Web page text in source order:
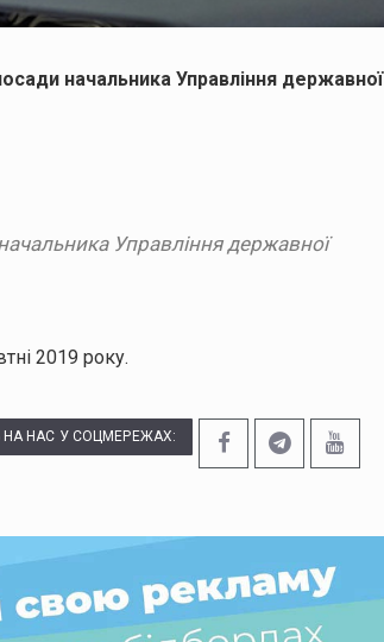
начальника Управління державної
Управління державної
2019 року.
НА НАС У СОЦМЕРЕЖАХ: